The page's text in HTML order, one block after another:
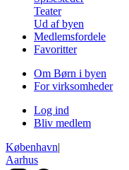
Teater
Ud af byen
Medlemsfordele
Favoritter
Om Børn i byen
For virksomheder
Log ind
Bliv medlem
København|
Aarhus